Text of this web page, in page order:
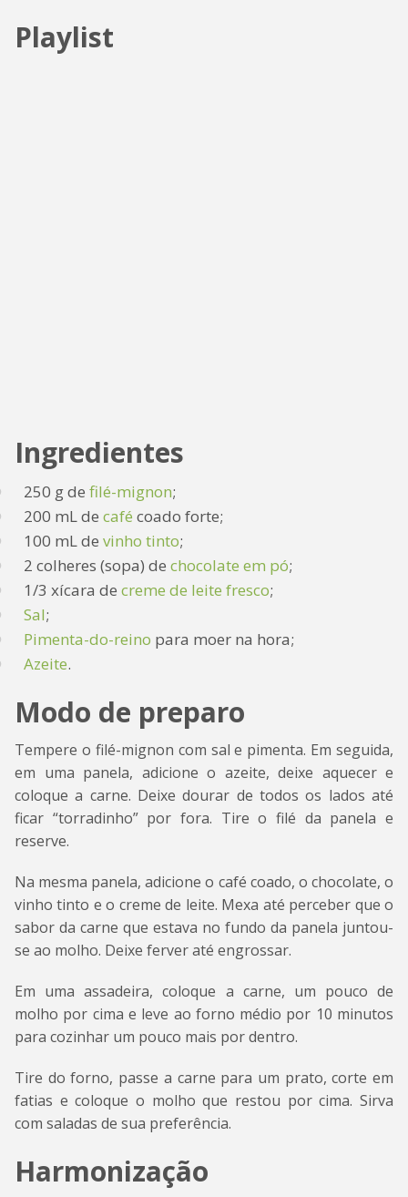
Playlist
Ingredientes
250 g de filé-mignon;
200 mL de café coado forte;
100 mL de vinho tinto;
2 colheres (sopa) de chocolate em pó;
1/3 xícara de creme de leite fresco;
Sal;
Pimenta-do-reino para moer na hora;
Azeite.
Modo de preparo
Tempere o filé-mignon com sal e pimenta. Em seguida,
em uma panela, adicione o azeite, deixe aquecer e
coloque a carne. Deixe dourar de todos os lados até
ficar “torradinho” por fora. Tire o filé da panela e
reserve.
Na mesma panela, adicione o café coado, o chocolate, o
vinho tinto e o creme de leite. Mexa até perceber que o
sabor da carne que estava no fundo da panela juntou-
se ao molho. Deixe ferver até engrossar.
Em uma assadeira, coloque a carne, um pouco de
molho por cima e leve ao forno médio por 10 minutos
para cozinhar um pouco mais por dentro.
Tire do forno, passe a carne para um prato, corte em
fatias e coloque o molho que restou por cima. Sirva
com saladas de sua preferência.
Harmonização